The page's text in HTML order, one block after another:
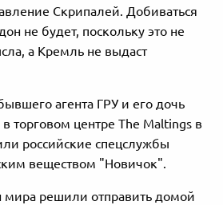
Скрипалей. Добиваться
не будет, поскольку это не
а Кремль не выдаст
агента ГРУ и его дочь
в торговом центре The Maltings в
российские спецслужбы
веществом "Новичок".
мира решили отправить домой